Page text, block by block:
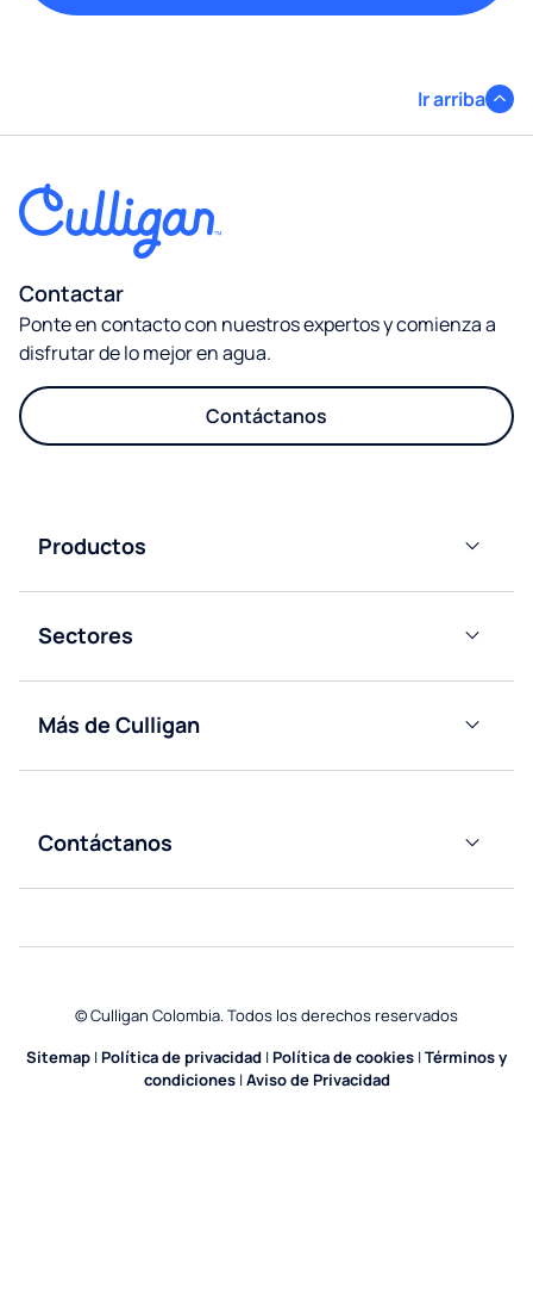
Ir arriba
Contactar
Ponte en contacto con nuestros expertos y comienza a
disfrutar de lo mejor en agua.
Contáctanos
Productos​
Dispensadores
Horeca
Accesorios y
Sectores​
Oficinas
Salud
Spas
Bodegas
Más de Culligan
Acerca
Contáctanos
Contáctanos
Solicita tu
© Culligan Colombia. Todos los derechos reservados
Sitemap |Política de privacidad |Política de cookies |Términos y
condiciones |Aviso de Privacidad